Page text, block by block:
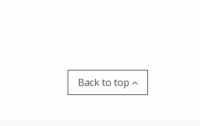
Back to top